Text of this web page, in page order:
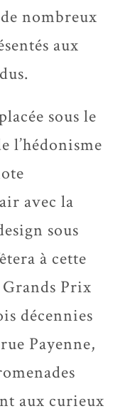
nombreux
aux
sous le
l’hédonisme
avec la
sous
à cette
Grands Prix
décennies
Payenne,
aux curieux